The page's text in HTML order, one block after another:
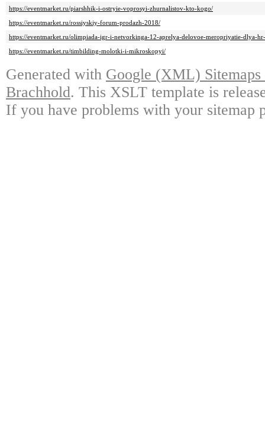
https://eventmarket.ru/piarshhik-i-ostryie-voprosyi-zhurnalistov-kto-kogo/
https://eventmarket.ru/rossiyskiy-forum-prodazh-2018/
https://eventmarket.ru/olimpiada-igr-i-netvorkinga-12-aprelya-delovoe-meropriyatie-dlya-
https://eventmarket.ru/timbilding-molotki-i-mikroskopyi/
Generated with Google (XML)
Brachhold. This XSLT template is
If you have problems with your sitemap